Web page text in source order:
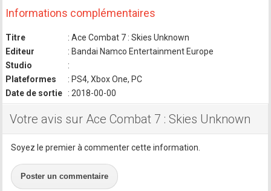
Informations complémentaires
Titre
: Ace Combat 7 : Skies Unknown
Editeur
: Bandai Namco Entertainment Europe
Studio
:
Plateformes
: PS4, Xbox One, PC
Date de sortie
: 2018-00-00
Votre avis sur Ace Combat 7 : Skies Unknown
Soyez le premier à commenter cette information.
Poster un commentaire